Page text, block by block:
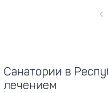
Санатории в
лечением